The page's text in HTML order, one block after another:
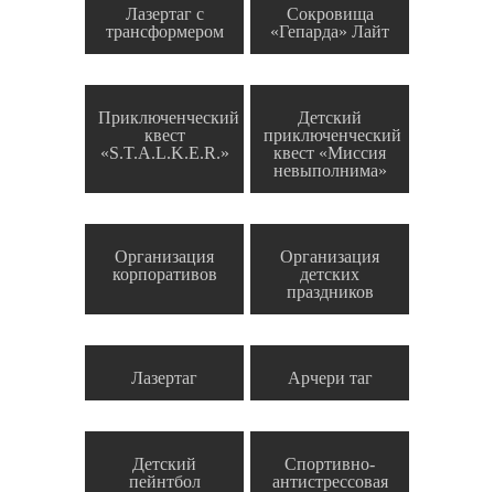
Лазертаг с
трансформером
Сокровища
«Гепарда» Лайт
Приключенческий
квест
«S.T.A.L.K.E.R.»
Детский
приключенческий
квест «Миссия
невыполнима»
Организация
корпоративов
Организация
детских
праздников
Лазертаг Арчери таг
Детский
пейнтбол
Спортивно-
антистрессовая